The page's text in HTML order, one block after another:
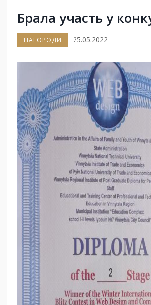
Брала участь у
НАГОРОДИ 25.05.2022